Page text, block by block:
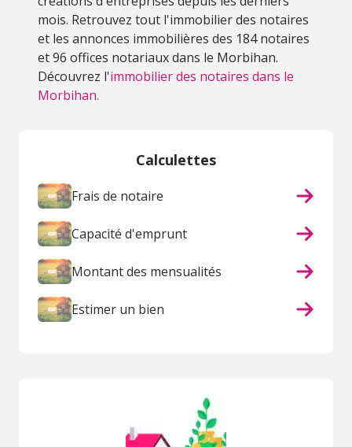
mois. Retrouvez tout l'immobilier des notaires
et les annonces immobilières des 184 notaires
et 96 offices notariaux dans le Morbihan.
Découvrez l'immobilier des notaires dans le
Morbihan.
Calculettes
Frais de notaire
Capacité d'emprunt
Montant des mensualités
Estimer un bien